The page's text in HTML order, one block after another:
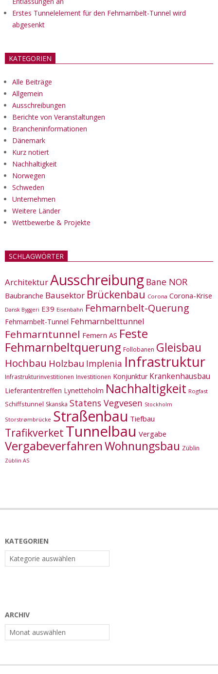
Erstes Tunnelelement für den Fehmarnbelt-Tunnel wird
abgesenkt
KATEGORIEN
Alle Beiträge
Allgemein
Ausschreibungen
Berichte von Veranstaltungen
Brancheninformationen
Dänemark
Kurz notiert
Nachhaltigkeit
Norwegen
Schweden
Unternehmen
Weitere Länder
Wettbewerbe & Projekte
SCHLAGWÖRTER
ArchitekturAusschreibung Bane NOR
Baubranche Bausektor Brückenbau Corona Corona-Krise
Dansk Byggeri E39 Eisenbahn Fehmarnbelt-Querung
Fehmarnbelt-Tunnel Fehmarnbelttunnel
Fehmarntunnel Femern AS Feste
Fehmarnbeltquerung Follobanen Gleisbau
Hochbau Holzbau Implenia Infrastruktur
Infrastrukturinvestitionen Investitionen Konjunktur Krankenhausbau
Lieferantentreffen Lynetteholm Nachhaltigkeit Rogfast
Schiffstunnel Skanska Statens Vegvesen Stockholm
Storstrømbrücke Straßenbau Tiefbau
Trafikverket Tunnelbau Vergabe
VergabeverfahrenWohnungsbau Züblin
Züblin AS
KATEGORIEN
Kategorien
ARCHIV
Archiv